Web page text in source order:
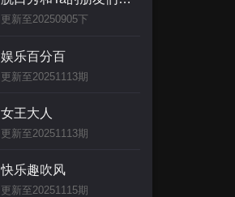
天定言情
背后
更新至20250905下
娱乐百分百
更新至20251113期
女王大人
更新至20251113期
快乐趣吹风
更新至20251115期